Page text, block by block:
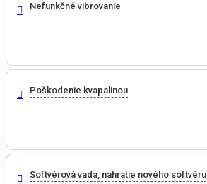
Nefunkčné vibrovanie
Poškodenie kvapalinou
Softvérová vada, nahratie nového softvéru